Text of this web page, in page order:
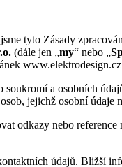
tyto Zásady
(dále jen „my“ nebo „
a osobních
jejichž osobní údaje
odkazy nebo
údajů. Bližší